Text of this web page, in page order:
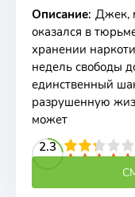
Описание: Джек,
оказался в
хранении
недель свободы
единственный
разрушенную
может
2.3
4 5 6 7 8 9 10